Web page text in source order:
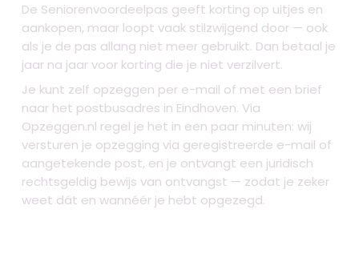
De Seniorenvoordeelpas geeft korting op uitjes en
aankopen, maar loopt vaak stilzwijgend door — ook
als je de pas allang niet meer gebruikt. Dan betaal je
jaar na jaar voor korting die je niet verzilvert.
Je kunt zelf opzeggen per e-mail of met een brief
naar het postbusadres in Eindhoven. Via
Opzeggen.nl regel je het in een paar minuten: wij
versturen je opzegging via geregistreerde e-mail of
aangetekende post, en je ontvangt een juridisch
rechtsgeldig bewijs van ontvangst — zodat je zeker
weet dát en wannéér je hebt opgezegd.